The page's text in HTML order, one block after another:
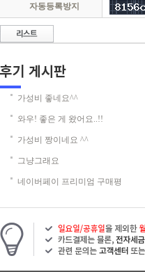
자동등록방지
가성비 좋네요^^
와우! 좋은 게 왔어요..!!
가성비 짱이네요 ^^
그냥그래요
네이버페이 프리미엄 구매평